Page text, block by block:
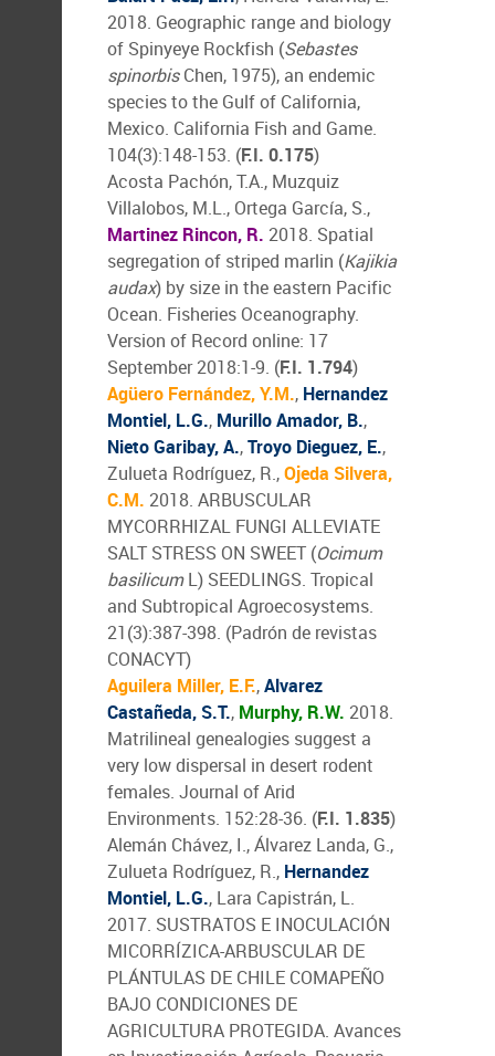
2018. Geographic range and biology
of Spinyeye Rockfish (Sebastes
spinorbisChen, 1975), an endemic
species to the Gulf of California,
Mexico. California Fish and Game.
104(3):148-153. (F.I. 0.175)
Acosta Pachón, T.A., Muzquiz
Villalobos, M.L., Ortega García, S.,
Martinez Rincon, R. 2018. Spatial
segregation of striped marlin (Kajikia
audax) by size in the eastern Pacific
Ocean. Fisheries Oceanography.
Version of Record online: 17
September 2018:1-9. (F.I. 1.794)
Agüero Fernández, Y.M., Hernandez
Montiel, L.G., Murillo Amador, B.,
Nieto Garibay, A.,Troyo Dieguez, E.,
Zulueta Rodríguez, R.,Ojeda Silvera,
C.M. 2018. ARBUSCULAR
MYCORRHIZAL FUNGI ALLEVIATE
SALT STRESS ON SWEET (Ocimum
basilicumL) SEEDLINGS. Tropical
and Subtropical Agroecosystems.
21(3):387-398. (Padrón de revistas
CONACYT)
Aguilera Miller, E.F.,Alvarez
Castañeda, S.T., Murphy, R.W. 2018.
Matrilineal genealogies suggest a
very low dispersal in desert rodent
females. Journal of Arid
Environments. 152:28-36. (F.I. 1.835)
Alemán Chávez, I., Álvarez Landa, G.,
Zulueta Rodríguez, R., Hernandez
Montiel, L.G., Lara Capistrán, L.
2017. SUSTRATOS E INOCULACIÓN
MICORRÍZICA-ARBUSCULAR DE
PLÁNTULAS DE CHILE COMAPEÑO
BAJO CONDICIONES DE
AGRICULTURA PROTEGIDA. Avances